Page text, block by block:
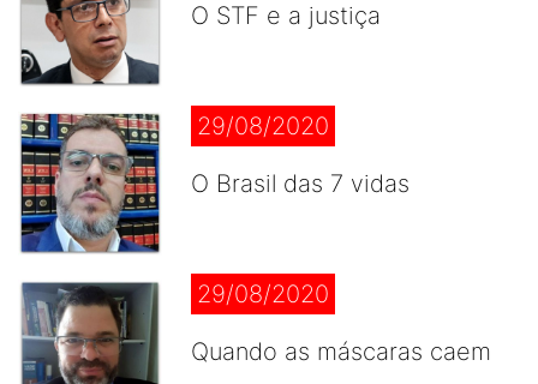
O STF e a justiça
29/08/2020
O Brasil das 7 vidas
29/08/2020
Quando as máscaras caem